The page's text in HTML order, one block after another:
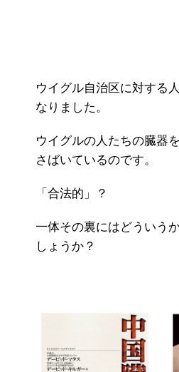
ウイグル自治区に対する
なりました。
ウイグルの人たちの臓器
さばいているのです。
「合法的」？
一体その裏にはどういう
しょうか？